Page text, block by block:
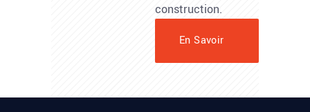
construction.
En Savoir